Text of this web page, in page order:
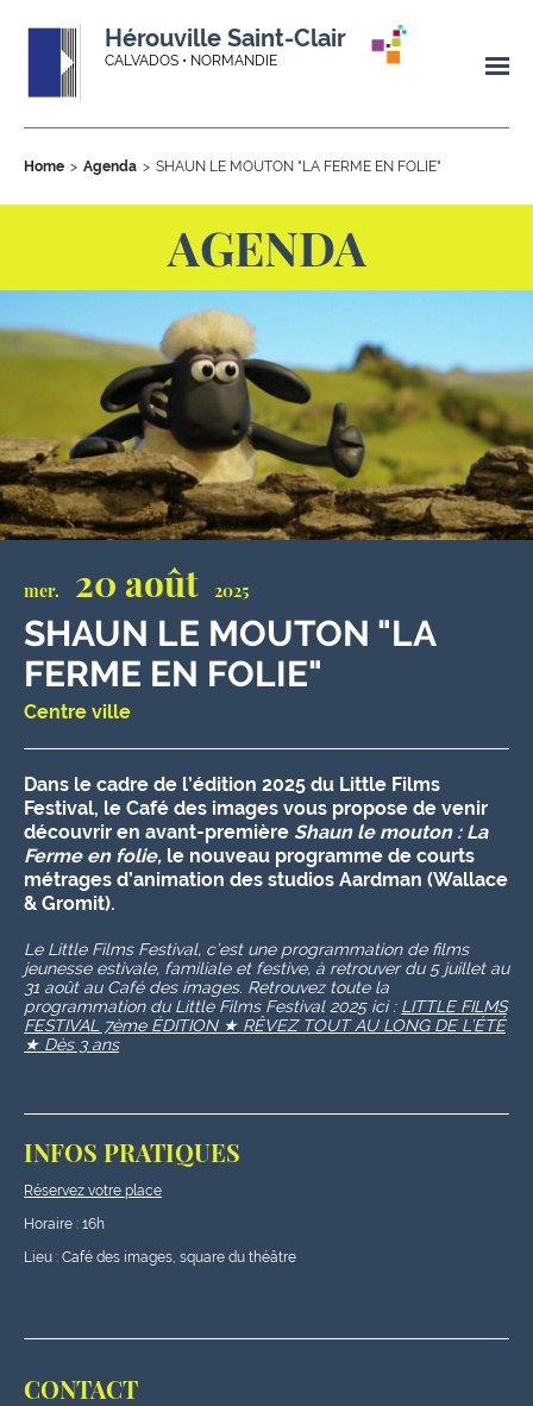
Hérouville Saint-Clair
CALVADOS • NORMANDIE
Home Agenda SHAUN LE MOUTON "LA FERME EN FOLIE"
AGENDA
mer. 20 août 2025
SHAUN LE MOUTON "LA
FERME EN FOLIE"
Centre ville
Dans le cadre de l’édition 2025 du Little Films
Festival, le Café des images vous propose de venir
découvrir en avant-première Shaun le mouton : La
Ferme en folie, le nouveau programme de courts
métrages d’animation des studios Aardman (Wallace
& Gromit).
Le Little Films Festival, c’est une programmation de films
jeunesse estivale, familiale et festive, à retrouver du 5 juillet au
31 août au Café des images. Retrouvez toute la
programmation du Little Films Festival 2025 ici : LITTLE FILMS
FESTIVAL 7ème ÉDITION ★ RÊVEZ TOUT AU LONG DE L’ÉTÉ
★ Dès 3 ans
INFOS PRATIQUES
Réservez votre place
Horaire : 16h
Lieu : Café des images, square du théâtre
CONTACT